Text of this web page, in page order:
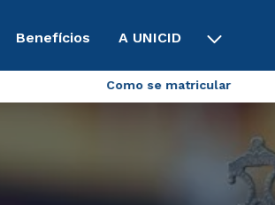
Benefícios A UNICID
Como se matricular